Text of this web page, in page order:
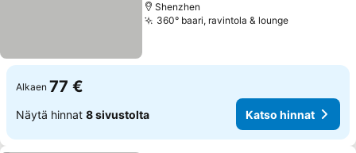
Shenzhen
360° baari, ravintola & lounge
Alkaen 77 €
Näytä hinnat 8 sivustolta Katso hinnat